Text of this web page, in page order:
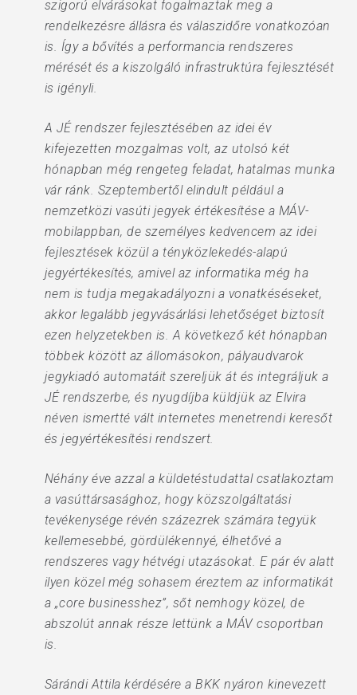
szigorú elvárásokat fogalmaztak meg a
rendelkezésre állásra és válaszidőre vonatkozóan
is. Így a bővítés a performancia rendszeres
mérését és a kiszolgáló infrastruktúra fejlesztését
is igényli.
A JÉ rendszer fejlesztésében az idei év
kifejezetten mozgalmas volt, az utolsó két
hónapban még rengeteg feladat, hatalmas munka
vár ránk. Szeptembertől elindult például a
nemzetközi vasúti jegyek értékesítése a MÁV-
mobilappban, de személyes kedvencem az idei
fejlesztések közül a tényközlekedés-alapú
jegyértékesítés, amivel az informatika még ha
nem is tudja megakadályozni a vonatkéséseket,
akkor legalább jegyvásárlási lehetőséget biztosít
ezen helyzetekben is. A következő két hónapban
többek között az állomásokon, pályaudvarok
jegykiadó automatáit szereljük át és integráljuk a
JÉ rendszerbe, és nyugdíjba küldjük az Elvira
néven ismertté vált internetes menetrendi keresőt
és jegyértékesítési rendszert.
Néhány éve azzal a küldetéstudattal csatlakoztam
a vasúttársasághoz, hogy közszolgáltatási
tevékenysége révén százezrek számára tegyük
kellemesebbé, gördülékennyé, élhetővé a
rendszeres vagy hétvégi utazásokat. E pár év alatt
ilyen közel még sohasem éreztem az informatikát
a „core businesshez”, sőt nemhogy közel, de
abszolút annak része lettünk a MÁV csoportban
is.
Sárándi Attila kérdésére a BKK nyáron kinevezett